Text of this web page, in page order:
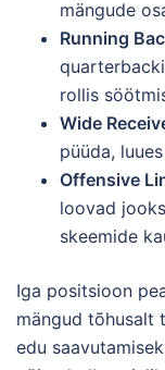
mängude
Running
rollis
Wide
püüda,
Offensive
loovad
skeemide
Iga positsioon
mängud tõhusalt
edu